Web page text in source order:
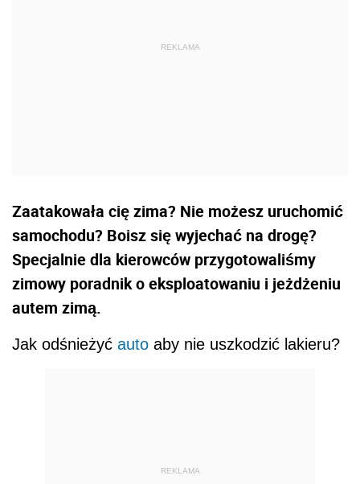
Zaatakowała cię zima? Nie możesz uruchomić
samochodu? Boisz się wyjechać na drogę?
Specjalnie dla kierowców przygotowaliśmy
zimowy poradnik o eksploatowaniu i jeżdżeniu
autem zimą.
Jak odśnieżyć auto aby nie uszkodzić lakieru?
REKLAMA